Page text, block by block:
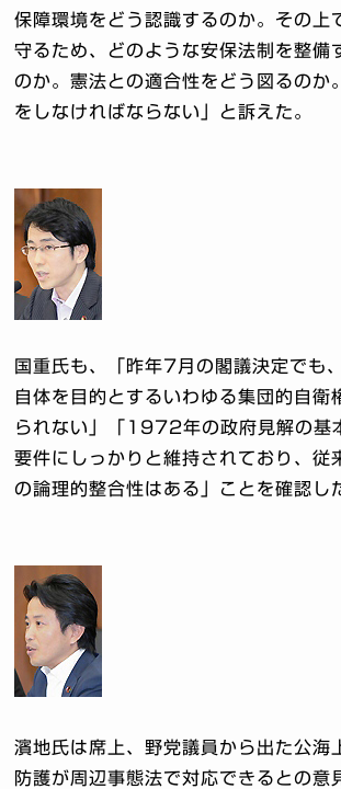
保障環境をどう認識するのか。その上
守るため、どのような安保法制を整備
のか。憲法との適合性をどう図るのか
をしなければならない」と訴えた。
国重氏も、「昨年7月の閣議決定でも
自体を目的とするいわゆる集団的自衛
られない」「1972年の政府見解の基
要件にしっかりと維持されており、従
の論理的整合性はある」ことを確認し
濱地氏は席上、野党議員から出た公海
防護が周辺事態法で対応できるとの意